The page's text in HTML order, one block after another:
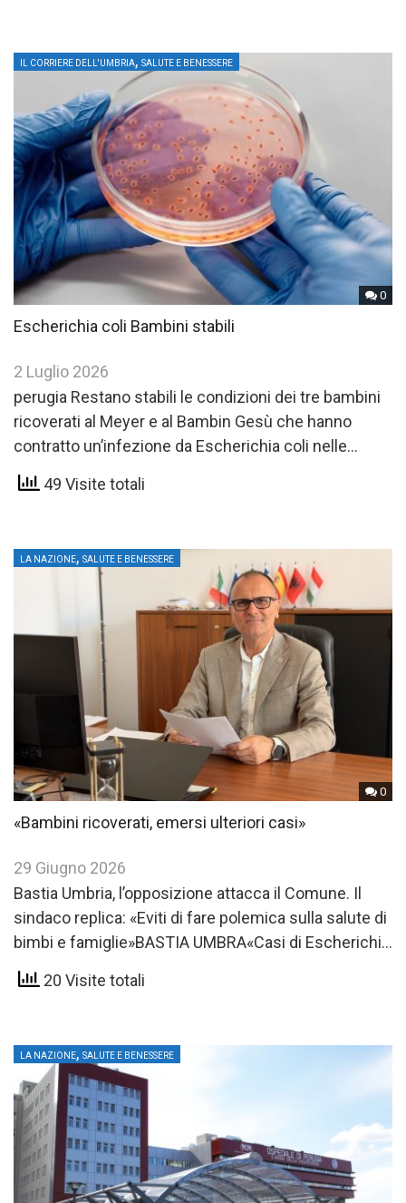
0
IL CORRIERE DELL'UMBRIA, SALUTE E BENESSERE
Escherichia coli Bambini stabili
2 Luglio 2026
perugia Restano stabili le condizioni dei tre bambini
ricoverati al Meyer e al Bambin Gesù che hanno
contratto un’infezione da Escherichia coli nelle
scorse settimane….
49 Visite totali
0
LA NAZIONE, SALUTE E BENESSERE
«Bambini ricoverati, emersi ulteriori casi»
29 Giugno 2026
Bastia Umbria, l’opposizione attacca il Comune. Il
sindaco replica: «Eviti di fare polemica sulla salute di
bimbi e famiglie»BASTIA UMBRA«Casi di Escherichia
coli: serve un’informazione…
20 Visite totali
LA NAZIONE, SALUTE E BENESSERE